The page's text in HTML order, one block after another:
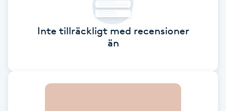
Bottenfärg
Brynfärgning
Inte tillräckligt med recensioner
än